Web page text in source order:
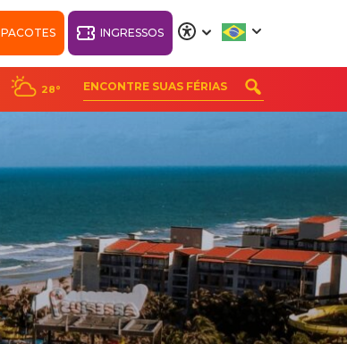
PACOTES INGRESSOS
28°
PARK RESORT